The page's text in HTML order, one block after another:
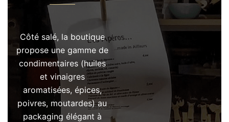
Côté salé, la boutique
propose une gamme de
condimentaires (huiles
et vinaigres
aromatisées, épices,
poivres, moutardes) au
packaging élégant à